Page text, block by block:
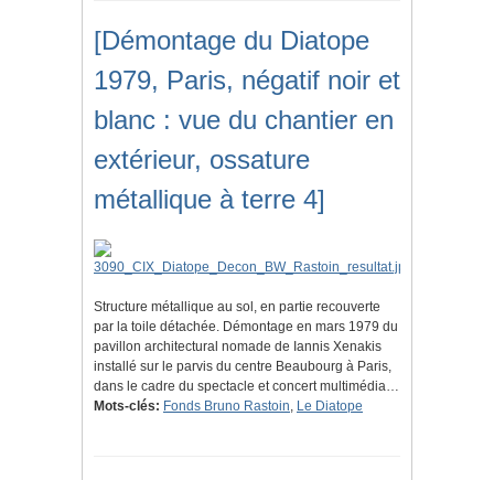
[Démontage du Diatope
1979, Paris, négatif noir et
blanc : vue du chantier en
extérieur, ossature
métallique à terre 4]
Structure métallique au sol, en partie recouverte
par la toile détachée. Démontage en mars 1979 du
pavillon architectural nomade de Iannis Xenakis
installé sur le parvis du centre Beaubourg à Paris,
dans le cadre du spectacle et concert multimédia…
Mots-clés: Fonds Bruno Rastoin, Le Diatope